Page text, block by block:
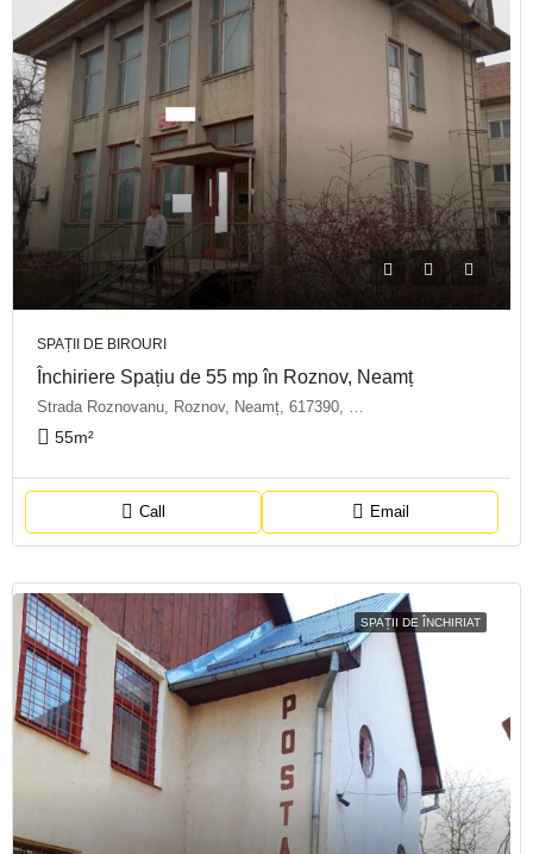
SPAȚII DE BIROURI
Închiriere Spațiu de 55 mp în Roznov, Neamț
Strada Roznovanu, Roznov, Neamț, 617390, România
55m²
Call Email
SPAȚII DE ÎNCHIRIAT